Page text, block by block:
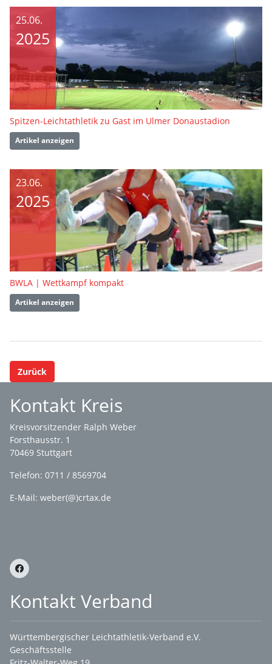
25.06.
2025
Spitzen-Leichtathletik zu Gast im Ulmer Donaustadion
Artikel anzeigen
23.06.
2025
BWLA | Wettkampf kompakt
Artikel anzeigen
Zurück
Kontakt Kreis
Kreisvorsitzender Ralph Weber
Forsthausstr. 1
70469 Stuttgart
Telefon: 0711 / 8569704
E-Mail: weber(@)crtax.de
Kontakt Verband
Württembergischer Leichtathletik-Verband e.V.
Geschäftsstelle